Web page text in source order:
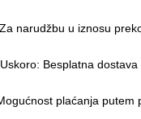
Za narudžbu u iznosu
Besplatna
plaćanja putem